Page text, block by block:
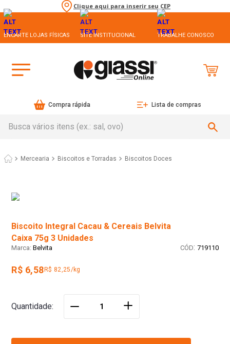
Clique aqui para inserir seu CEP
ENCARTE LOJAS FÍSICAS SITE INSTITUCIONAL TRABALHE CONOSCO
Compra rápida Lista de compras
Mercearia Biscoitos e Torradas Biscoitos Doces
Biscoito Integral Cacau & Cereais Belvita
Caixa 75g 3 Unidades
Belvita : 719110
R$ 6,58 R$ 82,25/kg
Quantidade ＋